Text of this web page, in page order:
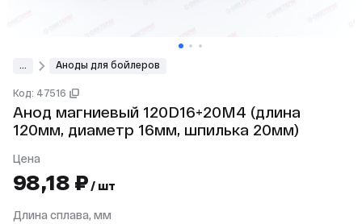
Аноды для бойлеров
Код: 47516
Анод магниевый 120D16+20M4 (длина
120мм, диаметр 16мм, шпилька 20мм)
Цена
98,18 ₽ / шт
Длина сплава, мм